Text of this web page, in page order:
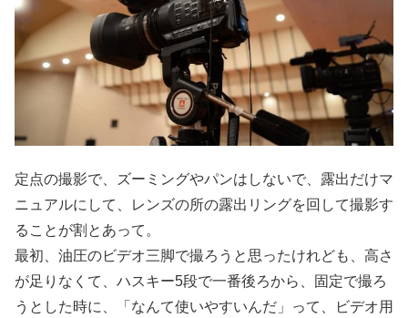
定点の撮影で、ズーミングやパンはしないで、露出だけマ
ニュアルにして、レンズの所の露出リングを回して撮影す
ることが割とあって。
最初、油圧のビデオ三脚で撮ろうと思ったけれども、高さ
が足りなくて、ハスキー5段で一番後ろから、固定で撮ろ
うとした時に、「なんて使いやすいんだ」って、ビデオ用